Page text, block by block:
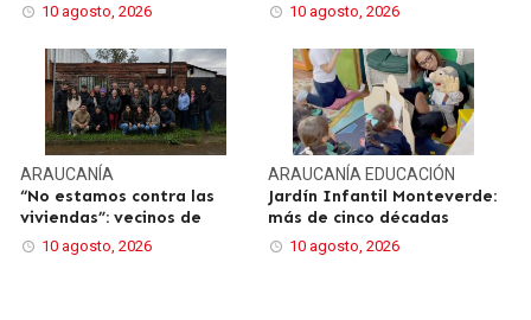
10 agosto, 2026 10 agosto, 2026
ARAUCANÍA
“No estamos contra las
viviendas”: vecinos de
10 agosto, 2026
ARAUCANÍA EDUCACIÓN
Jardín Infantil Monteverde:
más de cinco décadas
10 agosto, 2026